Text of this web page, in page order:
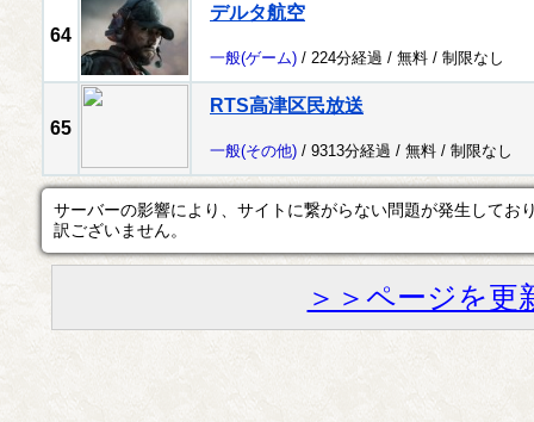
64
デルタ航空
一般(ゲーム) / 224分経過 / 無料 / 制限なし
65
RTS高津区民放送
一般(その他) / 9313分経過 / 無料 / 制限なし
サーバーの影響により、サイトに繋がらない問題が発生してお
訳ございません。
＞＞ページを更